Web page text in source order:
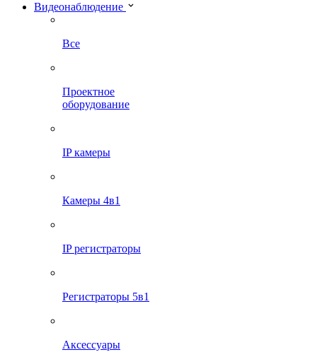
Видеонаблюдение
Все
Проектное
оборудование
IP камеры
Камеры 4в1
IP регистраторы
Регистраторы 5в1
Аксессуары